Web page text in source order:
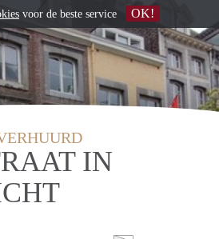
IN
voor de beste service OK!